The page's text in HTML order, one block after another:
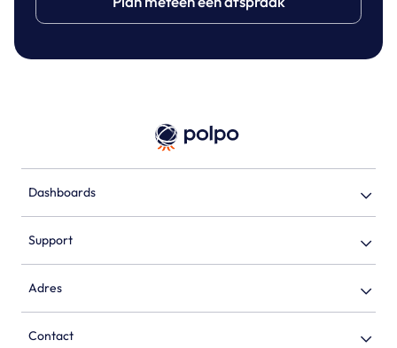
Dashboards
Support
Adres
Contact